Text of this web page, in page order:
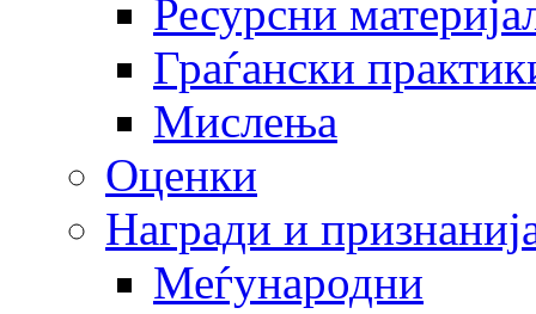
Ресурсни
Граѓански
Мислења
Оценки
Награди и
Меѓународни